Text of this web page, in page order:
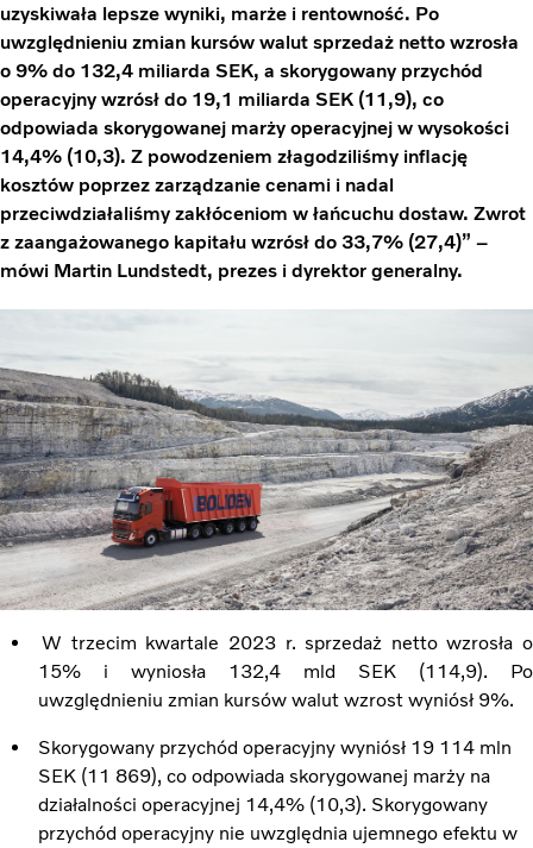
uzyskiwała lepsze wyniki, marże i rentowność. Po
uwzględnieniu zmian kursów walut sprzedaż netto wzrosła
o 9% do 132,4 miliarda SEK, a skorygowany przychód
operacyjny wzrósł do 19,1 miliarda SEK (11,9), co
odpowiada skorygowanej marży operacyjnej w wysokości
14,4% (10,3). Z powodzeniem złagodziliśmy inflację
kosztów poprzez zarządzanie cenami i nadal
przeciwdziałaliśmy zakłóceniom w łańcuchu dostaw. Zwrot
z zaangażowanego kapitału wzrósł do 33,7% (27,4)” –
mówi Martin Lundstedt, prezes i dyrektor generalny.
W trzecim kwartale 2023 r. sprzedaż netto wzrosła o
15% i wyniosła 132,4 mld SEK (114,9). Po
uwzględnieniu zmian kursów walut wzrost wyniósł 9%.
Skorygowany przychód operacyjny wyniósł 19 114 mln
SEK (11 869), co odpowiada skorygowanej marży na
działalności operacyjnej 14,4% (10,3). Skorygowany
przychód operacyjny nie uwzględnia ujemnego efektu w